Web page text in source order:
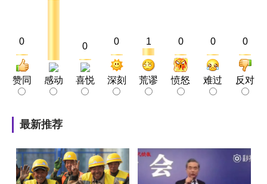
0
赞同 感动
0
喜悦
0
深刻
1
荒谬
0
愤怒
0
难过
0
反对
最新推荐